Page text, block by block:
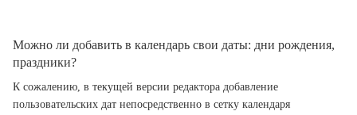
Можно ли добавить в календарь свои даты: дни рождения,
праздники?
К сожалению, в текущей версии редактора добавление
пользовательских дат непосредственно в сетку календаря